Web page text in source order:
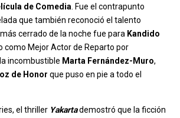
de Comedia. Fue el contrapunto
que también reconoció el talento
cerrado de la noche fue para Kandido
como Mejor Actor de Reparto por
incombustible Marta Fernández-Muro,
de Honor que puso en pie a todo el
el thriller Yakartademostró que la ficción